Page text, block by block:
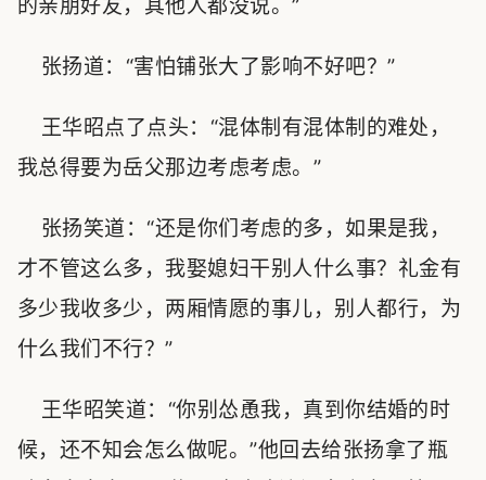
的亲朋好友，其他人都没说。”
张扬道：“害怕铺张大了影响不好吧？”
王华昭点了点头：“混体制有混体制的难处，
我总得要为岳父那边考虑考虑。”
张扬笑道：“还是你们考虑的多，如果是我，
才不管这么多，我娶媳妇干别人什么事？礼金有
多少我收多少，两厢情愿的事儿，别人都行，为
什么我们不行？”
王华昭笑道：“你别怂恿我，真到你结婚的时
候，还不知会怎么做呢。”他回去给张扬拿了瓶